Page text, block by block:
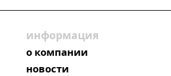
информация
о компании
новости